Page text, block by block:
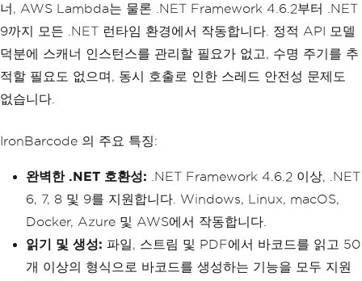
너, AWS Lambda는 물론 .NET Framework 4.6.2부터 .NET
9까지 모든 .NET 런타임 환경에서 작동합니다. 정적 API 모델
덕분에 스캐너 인스턴스를 관리할 필요가 없고, 수명 주기를 추
적할 필요도 없으며, 동시 호출로 인한 스레드 안전성 문제도
없습니다.
IronBarcode 의 주요 특징:
완벽한 .NET 호환성: .NET Framework 4.6.2 이상, .NET
6, 7, 8 및 9를 지원합니다. Windows, Linux, macOS,
Docker, Azure 및 AWS에서 작동합니다.
읽기 및 생성: 파일, 스트림 및 PDF에서 바코드를 읽고 50
개 이상의 형식으로 바코드를 생성하는 기능을 모두 지원